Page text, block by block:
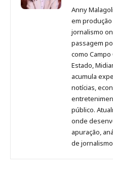
no
no
Anny
em
jornalismo
passagem
como
Estado,
acumula
notícias,
público.
onde
apuração,
de